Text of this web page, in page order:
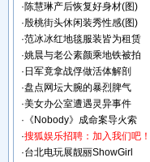
·陈慧琳产后恢复好身材(图)
·殷桃街头休闲装秀性感(图)
·范冰冰红地毯服装皆为租赁
·姚晨与老公素颜乘地铁被拍
· 日军竟拿战俘做活体解剖
·盘点网坛大腕的暴烈脾气
·美女办公室遭遇灵异事件
· 《Nobody》成命案导火索
·搜狐娱乐招聘：加入我们吧！
·台北电玩展靓丽ShowGirl